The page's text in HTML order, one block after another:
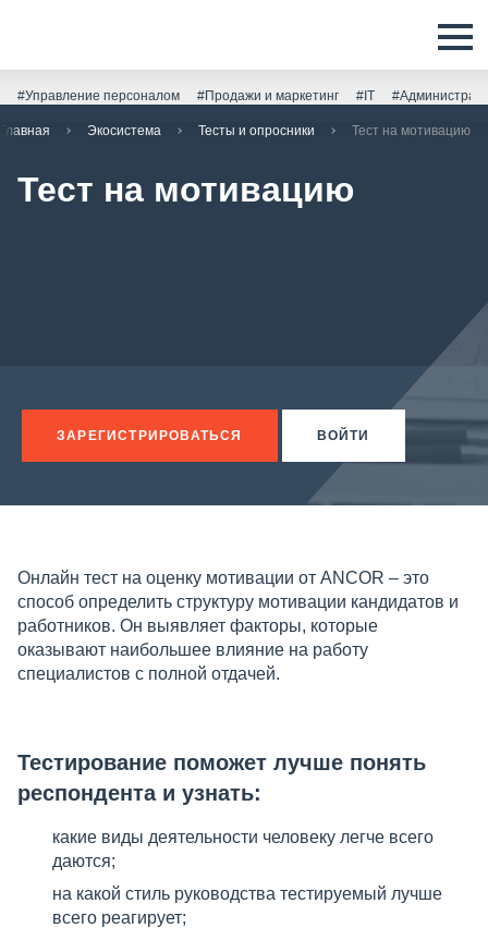
#Управление персоналом #Продажи и маркетинг #IT
Главная Экосистема Тесты и опросники Тест на мотивацию
Тест на мотивацию
ЗАРЕГИСТРИРОВАТЬСЯ ВОЙТИ
Онлайн тест на оценку мотивации от ANCOR – это
способ определить структуру мотивации кандидатов и
работников. Он выявляет факторы, которые
оказывают наибольшее влияние на работу
специалистов с полной отдачей.
Тестирование поможет лучше понять
респондента и узнать:
какие виды деятельности человеку легче всего
даются;
на какой стиль руководства тестируемый лучше
всего реагирует;